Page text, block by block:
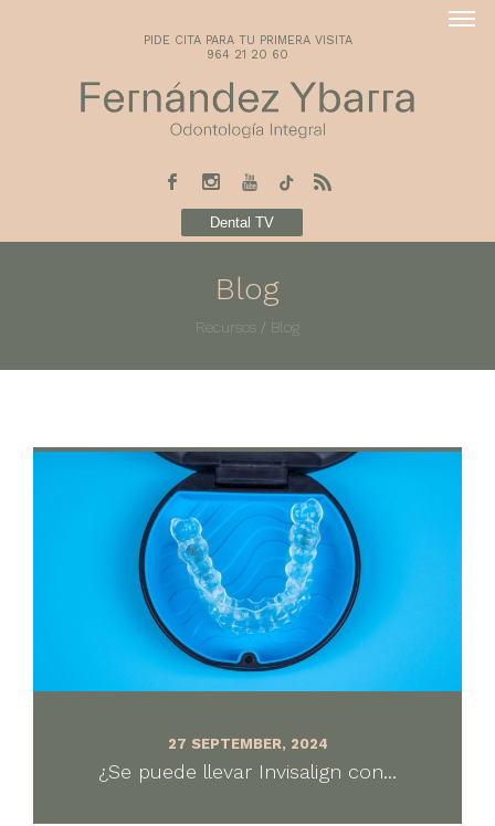
PIDE CITA PARA TU PRIMERA VISITA
964 21 20 60
Dental TV
Blog
Recursos / Blog
27 SEPTEMBER, 2024
¿Se puede llevar Invisalign con...